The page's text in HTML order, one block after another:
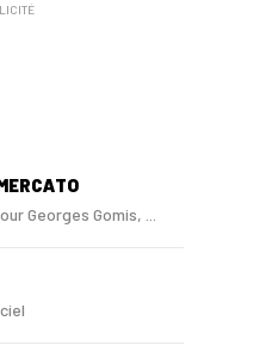
Georges Gomis, ...